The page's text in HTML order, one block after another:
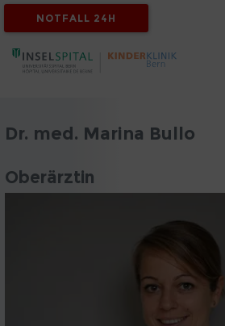
NOTFALL 24H
Dr. med. Marina Bullo
Oberärztin